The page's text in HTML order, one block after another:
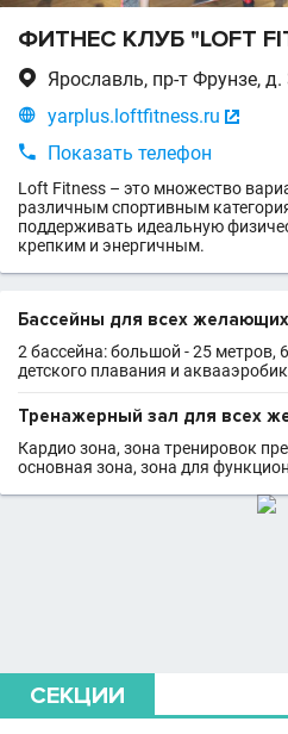
ФИТНЕС КЛУБ "LOFT
 Ярославль, пр-т Фрунзе, д.
 yarplus.loftfitness.ru 

Показать телефон
Loft Fitness – это множество
различным спортивным
поддерживать идеальную
крепким и энергичным.
Бассейны для всех желающих
2 бассейна: большой - 25 метров,
детского плавания и
Тренажерный зал для всех
Кардио зона, зона тренировок
основная зона, зона для
СЕКЦИИ